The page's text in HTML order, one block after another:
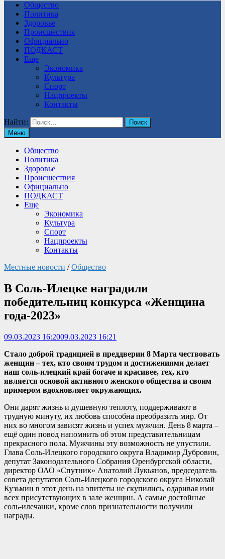
Общество
Политика
Здоровье
Происшествия
Официально
ПОДКАСТ
Еще
Экономика
Культура
Спорт
Нацпроекты
Контакты
Найти:
Меню
Общество
Политика
Здоровье
Происшествия
Официально
ПОДКАСТ
Еще
Экономика
Культура
Спорт
Нацпроекты
Контакты
Местные новости /Общество
В Соль-Илецке наградили
победительниц конкурса «Женщина
года-2023»
09.03.2023 16:2009.03.2023 16:21
Стало доброй традицией в преддверии 8 Марта чествовать
женщин – тех, кто своим трудом и достижениями делает
наш соль-илецкий край богаче и красивее, тех, кто
является основой активного женского общества и своим
примером вдохновляет окружающих.
Они дарят жизнь и душевную теплоту, поддерживают в
трудную минуту, их любовь способна преобразить мир. От
них во многом зависят жизнь и успех мужчин. День 8 марта –
ещё один повод напомнить об этом представительницам
прекрасного пола. Мужчины эту возможность не упустили.
Глава Соль-Илецкого городского округа Владимир Дубровин,
депутат Законодательного Собрания Оренбургской области,
директор ОАО «Спутник» Анатолий Лукьянов, председатель
совета депутатов Соль-Илецкого городского округа Николай
Кузьмин в этот день на эпитеты не скупились, одаривая ими
всех присутствующих в зале женщин. А самые достойные
соль-илечанки, кроме слов признательности получили
награды.